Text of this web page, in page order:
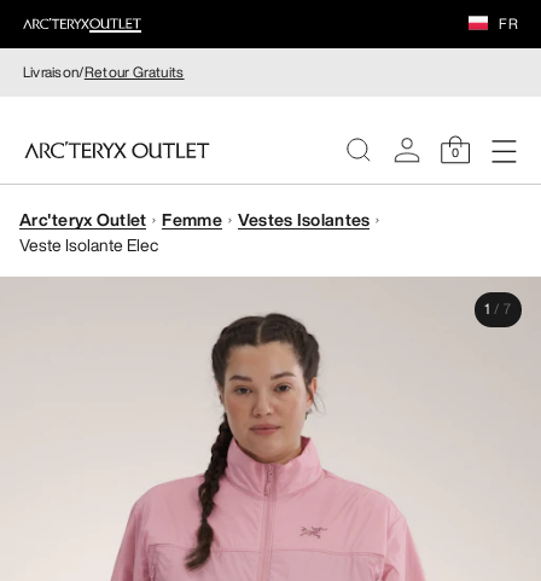
FR
Livraison/Retour Gratuits
0
FEMME
Arc'teryx Outlet Femme
Vestes Isolantes
Veste Isolante Elec
1 / 7